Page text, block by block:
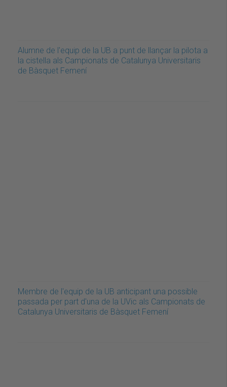
Alumne de l'equip de la UB a punt de llançar la pilota a
la cistella als Campionats de Catalunya Universitaris
de Bàsquet Femení
Membre de l'equip de la UB anticipant una possible
passada per part d'una de la UVic als Campionats de
Catalunya Universitaris de Bàsquet Femení